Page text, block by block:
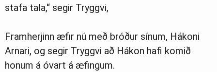
stafa tala,“ segir Tryggvi,
Framherjinn æfir nú með bróður sínum, Hákoni
Arnari, og segir Tryggvi að Hákon hafi komið
honum á óvart á æfingum.